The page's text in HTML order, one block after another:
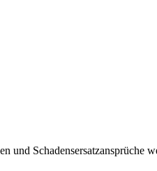
und Schadensersatzansprüche